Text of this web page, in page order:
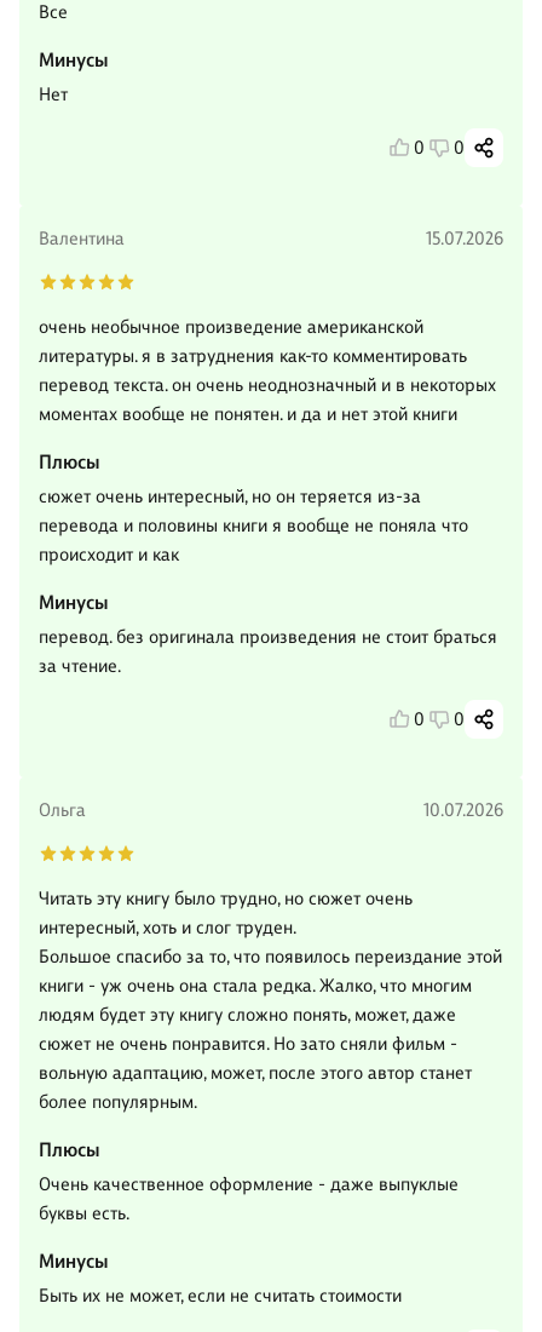
Все
Минусы
Нет
0 0
Валентина 15.07.2026
очень необычное произведение американской
литературы. я в затруднения как-то комментировать
перевод текста. он очень неоднозначный и в некоторых
моментах вообще не понятен. и да и нет этой книги
Плюсы
сюжет очень интересный, но он теряется из-за
перевода и половины книги я вообще не поняла что
происходит и как
Минусы
перевод. без оригинала произведения не стоит браться
за чтение.
0 0
Ольга 10.07.2026
Читать эту книгу было трудно, но сюжет очень
интересный, хоть и слог труден.
Большое спасибо за то, что появилось переиздание этой
книги - уж очень она стала редка. Жалко, что многим
людям будет эту книгу сложно понять, может, даже
сюжет не очень понравится. Но зато сняли фильм -
вольную адаптацию, может, после этого автор станет
более популярным.
Плюсы
Очень качественное оформление - даже выпуклые
буквы есть.
Минусы
Быть их не может, если не считать стоимости